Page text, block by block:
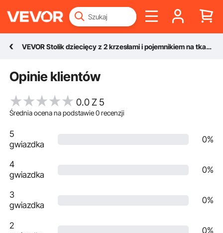
VEVOR Stolik dziecięcy z 2 krzesłami i pojemnikiem na tkaniny pod krzesłami, zestaw stołowy do rysowania, czytania, nauki, pisania, zestaw krzeseł dziecięcych do żłobka, stół do rękodzieła, stół do zabawy, biurko
Opinie klientów
0.0 Z 5
Średnia ocena na podstawie0recenzji
5
gwiazdka
0%
4
gwiazdka
0%
3
gwiazdka
0%
2
0%